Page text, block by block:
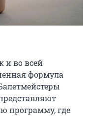
и во всей
формула
программу, где